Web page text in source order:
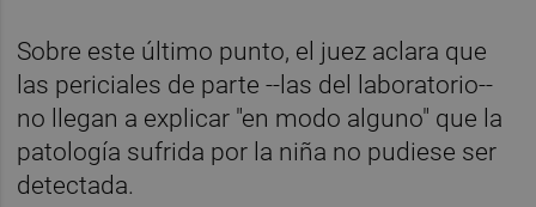
Sobre este último punto, el juez aclara que
las periciales de parte --las del laboratorio--
no llegan a explicar "en modo alguno" que la
patología sufrida por la niña no pudiese ser
detectada.